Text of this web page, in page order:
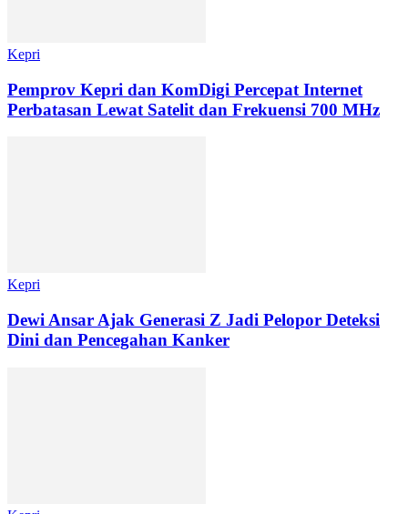
Kepri
Pemprov Kepri dan KomDigi Percepat Internet
Perbatasan Lewat Satelit dan Frekuensi 700 MHz
Kepri
Dewi Ansar Ajak Generasi Z Jadi Pelopor Deteksi
Dini dan Pencegahan Kanker